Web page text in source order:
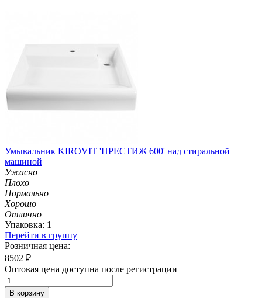
Умывальник KIROVIT 'ПРЕСТИЖ 600' над стиральной
машиной
Ужасно
Плохо
Нормально
Хорошо
Отлично
Упаковка: 1
Перейти в группу
Розничная цена:
8502 ₽
Оптовая цена доступна после регистрации
В корзину